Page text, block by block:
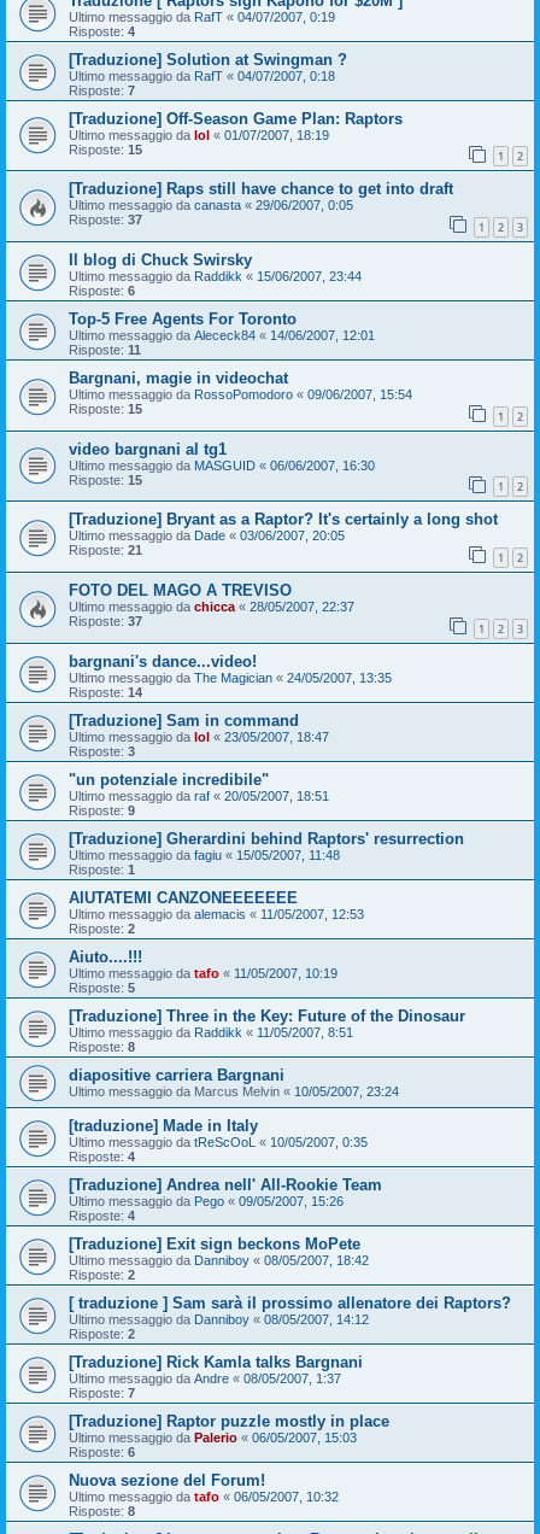
Ultimo messaggio da RafT « 04/07/2007, 0:19
Risposte: 4
[Traduzione] Solution at Swingman ?
Ultimo messaggio da RafT « 04/07/2007, 0:18
Risposte: 7
[Traduzione] Off-Season Game Plan: Raptors
Ultimo messaggio da lol « 01/07/2007, 18:19
Risposte: 15 1 2
[Traduzione] Raps still have chance to get into draft
Ultimo messaggio da canasta « 29/06/2007, 0:05
Risposte: 37 1 2 3
Il blog di Chuck Swirsky
Ultimo messaggio da Raddikk « 15/06/2007, 23:44
Risposte: 6
Top-5 Free Agents For Toronto
Ultimo messaggio da Alececk84 « 14/06/2007, 12:01
Risposte: 11
Bargnani, magie in videochat
Ultimo messaggio da RossoPomodoro « 09/06/2007, 15:54
Risposte: 15 1 2
video bargnani al tg1
Ultimo messaggio da MASGUID « 06/06/2007, 16:30
Risposte: 15 1 2
[Traduzione] Bryant as a Raptor? It's certainly a long shot
Ultimo messaggio da Dade « 03/06/2007, 20:05
Risposte: 21 1 2
FOTO DEL MAGO A TREVISO
Ultimo messaggio da chicca « 28/05/2007, 22:37
Risposte: 37 1 2 3
bargnani's dance...video!
Ultimo messaggio da The Magician « 24/05/2007, 13:35
Risposte: 14
[Traduzione] Sam in command
Ultimo messaggio da lol « 23/05/2007, 18:47
Risposte: 3
"un potenziale incredibile"
Ultimo messaggio da raf « 20/05/2007, 18:51
Risposte: 9
[Traduzione] Gherardini behind Raptors' resurrection
Ultimo messaggio da fagiu « 15/05/2007, 11:48
Risposte: 1
AIUTATEMI CANZONEEEEEEE
Ultimo messaggio da alemacis « 11/05/2007, 12:53
Risposte: 2
Aiuto....!!!
Ultimo messaggio da tafo « 11/05/2007, 10:19
Risposte: 5
[Traduzione] Three in the Key: Future of the Dinosaur
Ultimo messaggio da Raddikk « 11/05/2007, 8:51
Risposte: 8
diapositive carriera Bargnani
Ultimo messaggio da Marcus Melvin « 10/05/2007, 23:24
[traduzione] Made in Italy
Ultimo messaggio da tReScOoL « 10/05/2007, 0:35
Risposte: 4
[Traduzione] Andrea nell' All-Rookie Team
Ultimo messaggio da Pego « 09/05/2007, 15:26
Risposte: 4
[Traduzione] Exit sign beckons MoPete
Ultimo messaggio da Danniboy « 08/05/2007, 18:42
Risposte: 2
[ traduzione ] Sam sarà il prossimo allenatore dei Raptors?
Ultimo messaggio da Danniboy « 08/05/2007, 14:12
Risposte: 2
[Traduzione] Rick Kamla talks Bargnani
Ultimo messaggio da Andre « 08/05/2007, 1:37
Risposte: 7
[Traduzione] Raptor puzzle mostly in place
Ultimo messaggio da Palerio « 06/05/2007, 15:03
Risposte: 6
Nuova sezione del Forum!
Ultimo messaggio da tafo « 06/05/2007, 10:32
Risposte: 8